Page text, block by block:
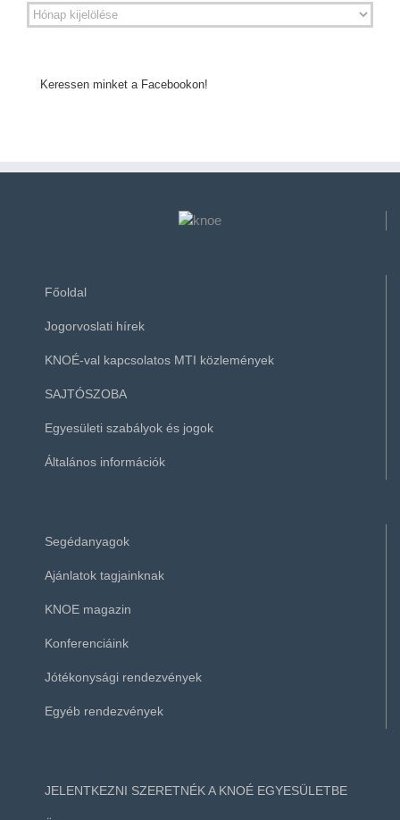
Keressen minket a Facebookon!
Főoldal
Jogorvoslati hírek
KNOÉ-val kapcsolatos MTI közlemények
SAJTÓSZOBA
Egyesületi szabályok és jogok
Általános információk
Segédanyagok
Ajánlatok tagjainknak
KNOE magazin
Konferenciáink
Jótékonysági rendezvények
Egyéb rendezvények
JELENTKEZNI SZERETNÉK A KNOÉ EGYESÜLETBE